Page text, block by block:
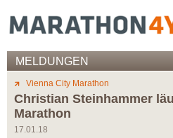
MELDUNGEN
Vienna City Marathon
Christian Steinhammer
Marathon
17.01.18